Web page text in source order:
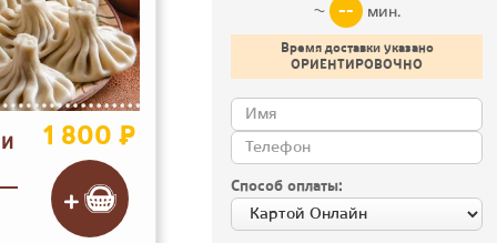
1 800 ₽
~
-- мин.
Время доставки указано
ОРИЕНТИРОВОЧНО
Способ оплаты: